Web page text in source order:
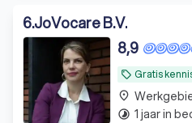
6.JoVocare B.V.
local_offer Gratis
8,9
place
timelapse 1 jaar in